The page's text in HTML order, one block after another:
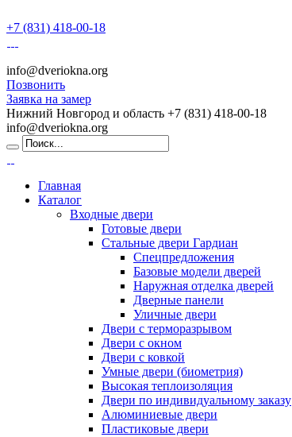
+7 (831) 418-00-18
info@dveriokna.org
Позвонить
Заявка на замер
Нижний Новгород и область +7 (831) 418-00-18
info@dveriokna.org
Главная
Каталог
Входные двери
Готовые двери
Стальные двери Гардиан
Спецпредложения
Базовые модели дверей
Наружная отделка дверей
Дверные панели
Уличные двери
Двери с терморазрывом
Двери с окном
Двери с ковкой
Умные двери (биометрия)
Высокая теплоизоляция
Двери по индивидуальному заказу
Алюминиевые двери
Пластиковые двери